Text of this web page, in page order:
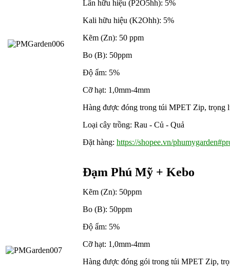
Lân hữu hiệu (P2O5hh): 5%
Kali hữu hiệu (K2Ohh): 5%
Kẽm (Zn): 50 ppm
Bo (B): 50ppm
Độ ẩm: 5%
Cỡ hạt: 1,0mm-4mm
Hàng được đóng trong túi MPET Zip, trọng
Loại cây trồng: Rau - Củ - Quả
Đặt hàng: https://shopee.vn/
Đạm Phú Mỹ + Kebo
Kẽm (Zn): 50ppm
Bo (B): 50ppm
Độ ẩm: 5%
Cỡ hạt: 1,0mm-4mm
Hàng được đóng gói trong túi MPET Zip,